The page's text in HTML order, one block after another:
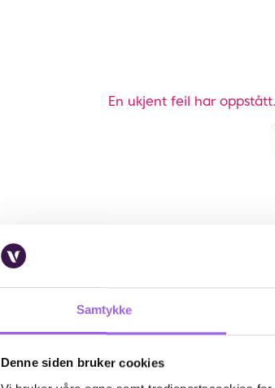
Samtykke
Denne siden bruker cookies
En ukjent feil har